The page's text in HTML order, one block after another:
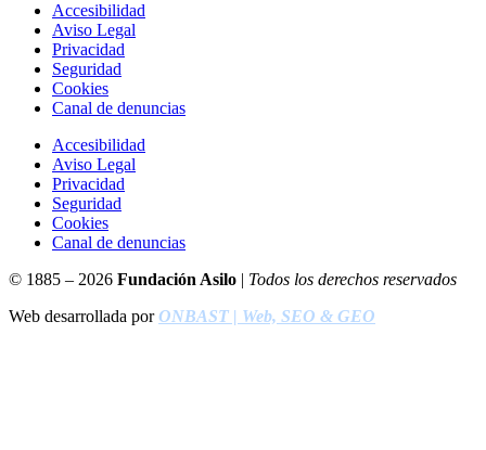
Accesibilidad
Aviso Legal
Privacidad
Seguridad
Cookies
Canal de denuncias
Accesibilidad
Aviso Legal
Privacidad
Seguridad
Cookies
Canal de denuncias
© 1885 – 2026 Fundación Asilo | Todos los derechos reservados
Web desarrollada porONBAST | Web, SEO & GEO